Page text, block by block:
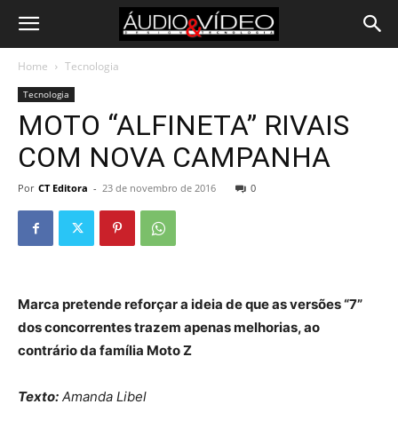
Home Tecnologia
Tecnologia
MOTO “ALFINETA” RIVAIS
COM NOVA CAMPANHA
Por CT Editora - 23 de novembro de 2016 0
Marca pretende reforçar a ideia de que as versões “7”
dos concorrentes trazem apenas melhorias, ao
contrário da família Moto Z
Texto: Amanda Libel